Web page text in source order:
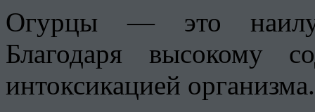
Огурцы — это
Благодаря высокому
интоксикацией организма.